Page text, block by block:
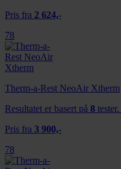
Pris fra 2 624,-
78
Therm-a-Rest NeoAir Xtherm
Resultatet er basert på 8 tester.
Pris fra 3 900,-
78